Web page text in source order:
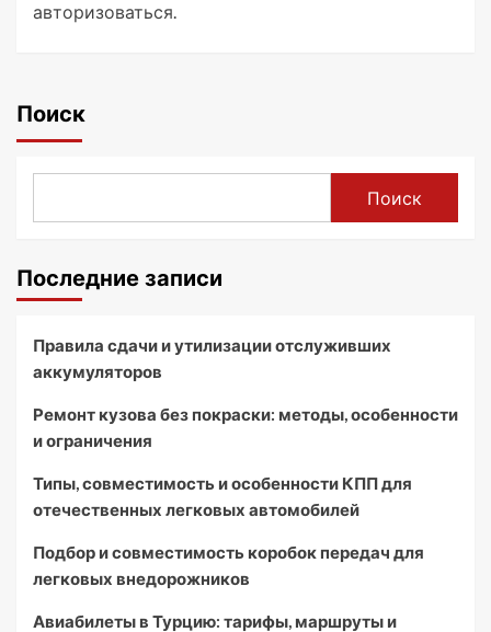
авторизоваться.
Поиск
Поиск
Последние записи
Правила сдачи и утилизации отслуживших
аккумуляторов
Ремонт кузова без покраски: методы, особенности
и ограничения
Типы, совместимость и особенности КПП для
отечественных легковых автомобилей
Подбор и совместимость коробок передач для
легковых внедорожников
Авиабилеты в Турцию: тарифы, маршруты и